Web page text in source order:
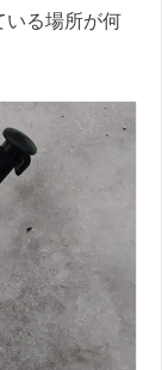
る場所が何